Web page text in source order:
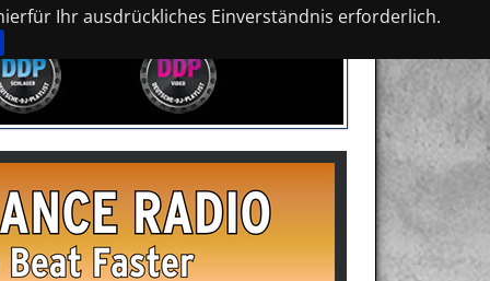
Ihr ausdrückliches Einverständnis erforderlich.